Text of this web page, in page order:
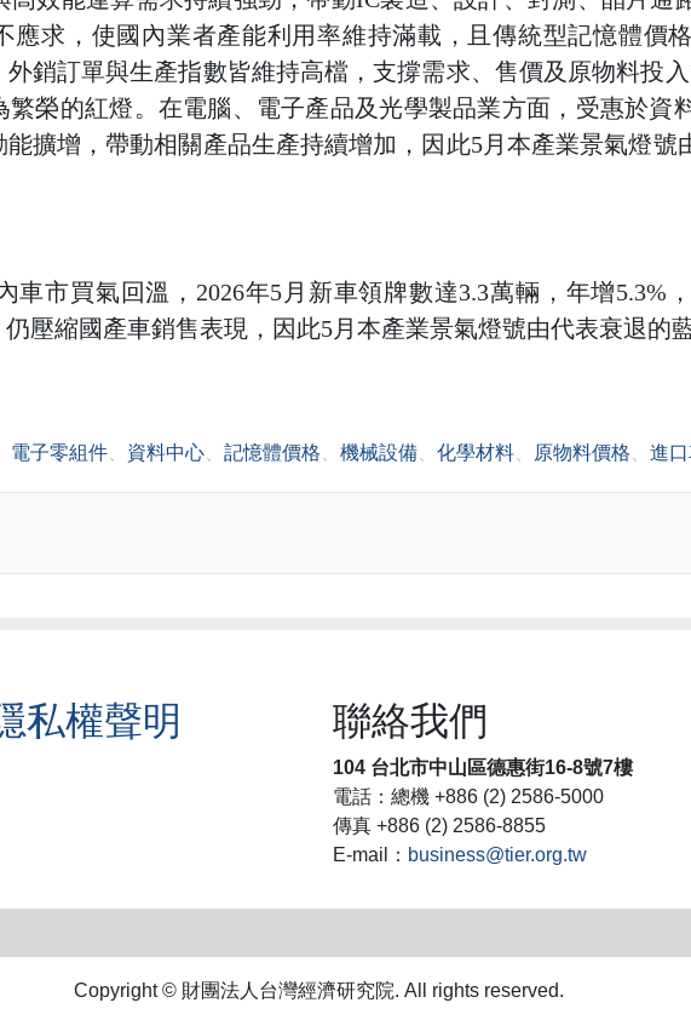
應求，使國內業者產能利用率維持滿載，且傳統型記憶體價
銷訂單與生產指數皆維持高檔，支撐需求、售價及原物料投
榮的紅燈。在電腦、電子產品及光學製品業方面，受惠於資
擴增，帶動相關產品生產持續增加，因此5月本產業景氣燈號
車市買氣回溫，2026年5月新車領牌數達3.3萬輛，年增5.3%
壓縮國產車銷售表現，因此5月本產業景氣燈號由代表衰退的
電子零組件 資料中心 記憶體價格 機械設備 化學材料 原物料價格 進
私權聲明 聯絡我們
104 台北市中山區德惠街16-8號7樓
電話：總機 +886 (2) 2586-5000
傳真 +886 (2) 2586-8855
E-mail： business@tier.org.tw
Copyright © 財團法人台灣經濟研究院. All rights reserved.